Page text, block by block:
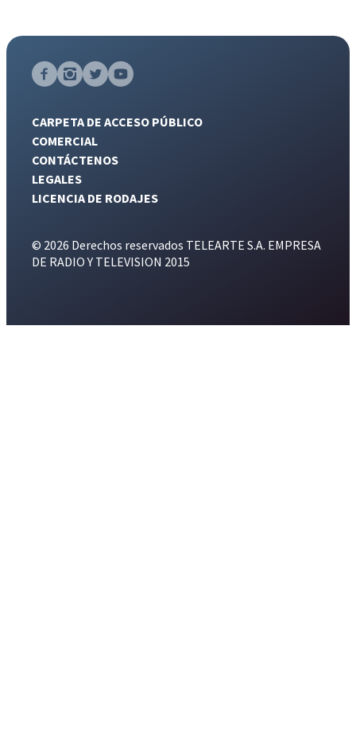
CARPETA DE ACCESO PÚBLICO
COMERCIAL
CONTÁCTENOS
LEGALES
LICENCIA DE RODAJES
© 2026 Derechos reservados TELEARTE S.A. EMPRESA
DE RADIO Y TELEVISION 2015